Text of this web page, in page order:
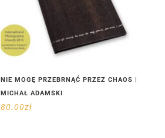
NIE MOGĘ PRZEBRNĄĆ PRZEZ CHAOS |
MICHAŁ ADAMSKI
80.00zł